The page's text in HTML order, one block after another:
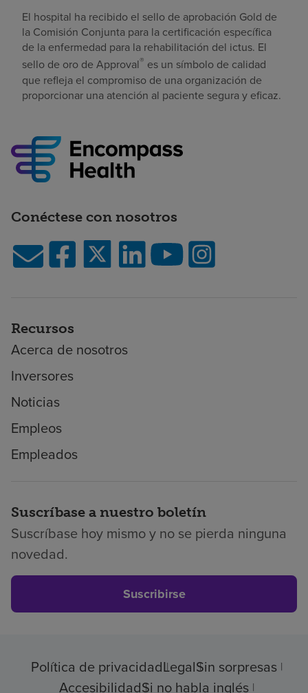
El hospital ha recibido el sello de aprobación Gold de
la Comisión Conjunta para la certificación específica
de la enfermedad para la rehabilitación del ictus. El
sello de oro de Approval® es un símbolo de calidad
que refleja el compromiso de una organización de
proporcionar una atención al paciente segura y eficaz.
Conéctese con nosotros
Recursos
Acerca de nosotros
Inversores
Noticias
Empleos
Empleados
Suscríbase a nuestro boletín
Suscríbase hoy mismo y no se pierda ninguna
novedad.
Suscribirse
Política de privacidadLegalSin sorpresas
AccesibilidadSi no habla inglés